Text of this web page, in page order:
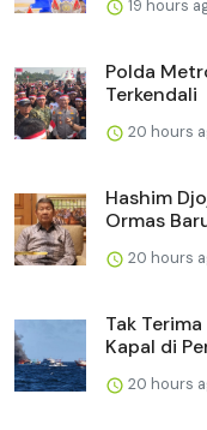
19 hours
Polda
Terkendali
20 hours
Hashim
Ormas
20 hours
Tak
Kapal di
20 hours